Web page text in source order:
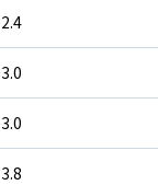
2.4
3.0
3.0
3.8